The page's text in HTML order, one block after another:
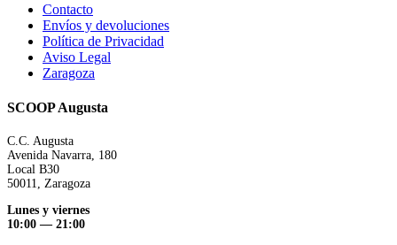
Contacto
Envíos y devoluciones
Política de Privacidad
Aviso Legal
Zaragoza
SCOOP Augusta
C.C. Augusta
Avenida Navarra, 180
Local B30
50011, Zaragoza
Lunes y viernes
10:00 — 21:00